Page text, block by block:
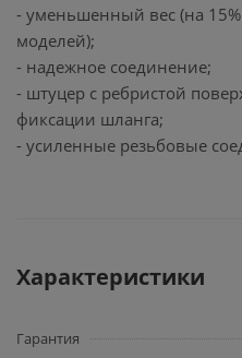
- уменьшенный вес (на 15%
моделей);
- надежное соединение;
- штуцер с ребристой
фиксации шланга;
- усиленные резьбовые
Характеристики
Гарантия